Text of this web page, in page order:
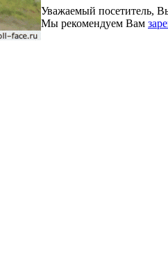
Уважаемый посетитель,
Мы рекомендуем Вам